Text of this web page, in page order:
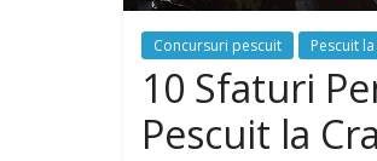
Concursuri pescuit Pescuit
10 Sfaturi
Pescuit la